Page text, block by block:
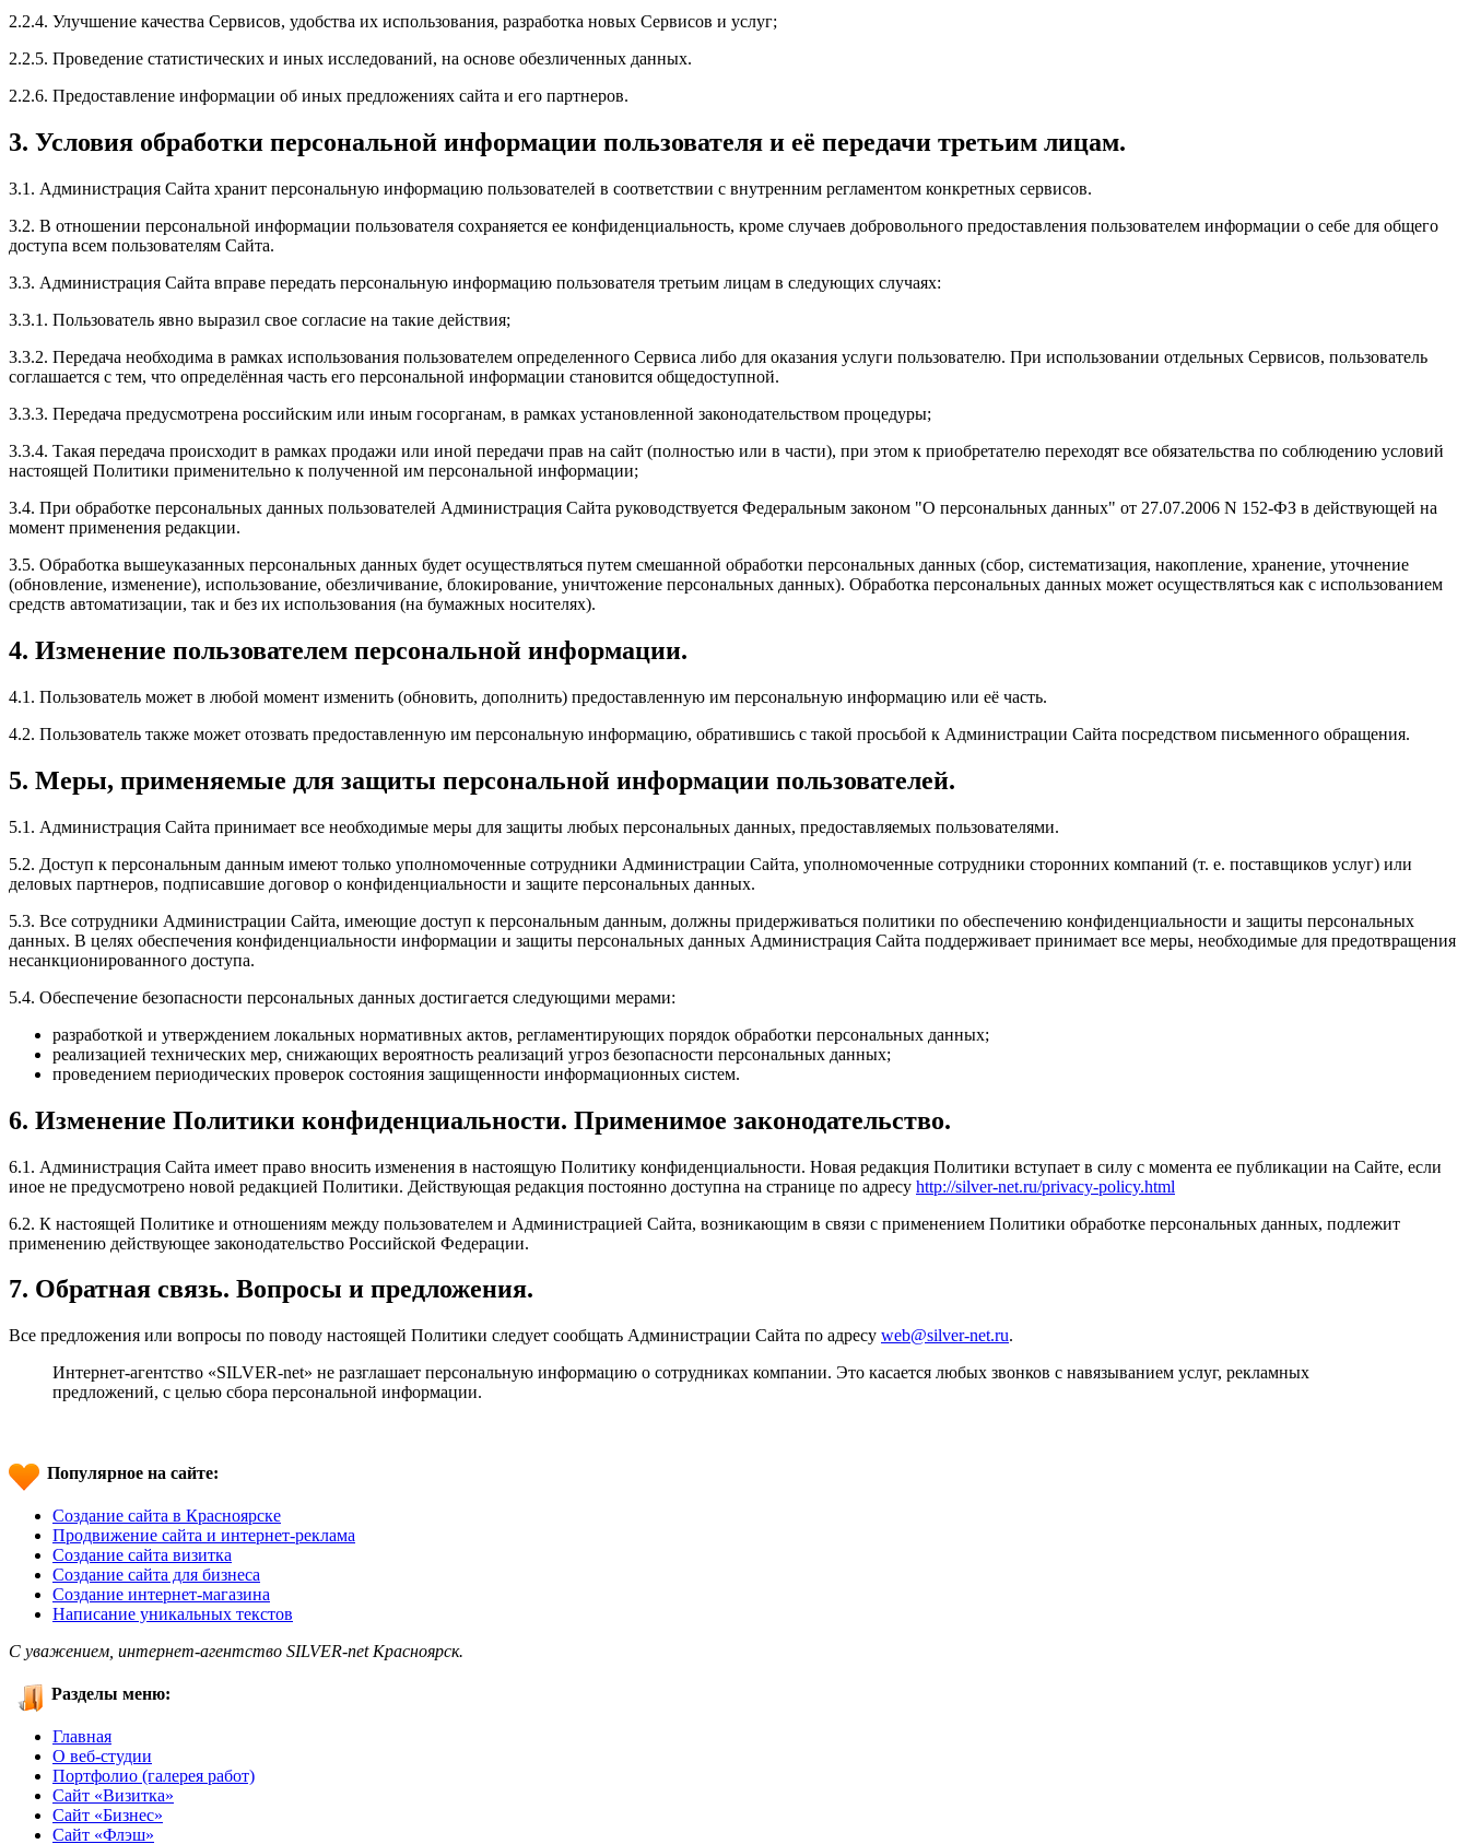
2.2.4. Улучшение качества Сервисов, удобства их использования, разработка новых Сервисов и услуг;
2.2.5. Проведение статистических и иных исследований, на основе обезличенных данных.
2.2.6. Предоставление информации об иных предложениях сайта и его партнеров.
3. Условия обработки персональной информации пользователя и её передачи третьим лицам.
3.1. Администрация Сайта хранит персональную информацию пользователей в соответствии с внутренним регламентом конкретных сервисов.
3.2. В отношении персональной информации пользователя сохраняется ее конфиденциальность, кроме случаев добровольного предоставления пользователем информации о себе для общего
доступа всем пользователям Сайта.
3.3. Администрация Сайта вправе передать персональную информацию пользователя третьим лицам в следующих случаях:
3.3.1. Пользователь явно выразил свое согласие на такие действия;
3.3.2. Передача необходима в рамках использования пользователем определенного Сервиса либо для оказания услуги пользователю. При использовании отдельных Сервисов, пользователь
соглашается с тем, что определённая часть его персональной информации становится общедоступной.
3.3.3. Передача предусмотрена российским или иным госорганам, в рамках установленной законодательством процедуры;
3.3.4. Такая передача происходит в рамках продажи или иной передачи прав на сайт (полностью или в части), при этом к приобретателю переходят все обязательства по соблюдению условий
настоящей Политики применительно к полученной им персональной информации;
3.4. При обработке персональных данных пользователей Администрация Сайта руководствуется Федеральным законом "О персональных данных" от 27.07.2006 N 152-ФЗ в действующей на
момент применения редакции.
3.5. Обработка вышеуказанных персональных данных будет осуществляться путем смешанной обработки персональных данных (сбор, систематизация, накопление, хранение, уточнение
(обновление, изменение), использование, обезличивание, блокирование, уничтожение персональных данных). Обработка персональных данных может осуществляться как с использованием
средств автоматизации, так и без их использования (на бумажных носителях).
4. Изменение пользователем персональной информации.
4.1. Пользователь может в любой момент изменить (обновить, дополнить) предоставленную им персональную информацию или её часть.
4.2. Пользователь также может отозвать предоставленную им персональную информацию, обратившись с такой просьбой к Администрации Сайта посредством письменного обращения.
5. Меры, применяемые для защиты персональной информации пользователей.
5.1. Администрация Сайта принимает все необходимые меры для защиты любых персональных данных, предоставляемых пользователями.
5.2. Доступ к персональным данным имеют только уполномоченные сотрудники Администрации Сайта, уполномоченные сотрудники сторонних компаний (т. е. поставщиков услуг) или
деловых партнеров, подписавшие договор о конфиденциальности и защите персональных данных.
5.3. Все сотрудники Администрации Сайта, имеющие доступ к персональным данным, должны придерживаться политики по обеспечению конфиденциальности и защиты персональных
данных. В целях обеспечения конфиденциальности информации и защиты персональных данных Администрация Сайта поддерживает принимает все меры, необходимые для предотвращения
несанкционированного доступа.
5.4. Обеспечение безопасности персональных данных достигается следующими мерами:
разработкой и утверждением локальных нормативных актов, регламентирующих порядок обработки персональных данных;
реализацией технических мер, снижающих вероятность реализаций угроз безопасности персональных данных;
проведением периодических проверок состояния защищенности информационных систем.
6. Изменение Политики конфиденциальности. Применимое законодательство.
6.1. Администрация Сайта имеет право вносить изменения в настоящую Политику конфиденциальности. Новая редакция Политики вступает в силу с момента ее публикации на Сайте, если
иное не предусмотрено новой редакцией Политики. Действующая редакция постоянно доступна на странице по адресу http://silver-net.ru/privacy-policy.html
6.2. К настоящей Политике и отношениям между пользователем и Администрацией Сайта, возникающим в связи с применением Политики обработке персональных данных, подлежит
применению действующее законодательство Российской Федерации.
7. Обратная связь. Вопросы и предложения.
Все предложения или вопросы по поводу настоящей Политики следует сообщать Администрации Сайта по адресу web@silver-net.ru.
Интернет-агентство «SILVER-net» не разглашает персональную информацию о сотрудниках компании. Это касается любых звонков с навязыванием услуг, рекламных
предложений, с целью сбора персональной информации.
Популярное на сайте:
Создание сайта в Красноярске
Продвижение сайта и интернет-реклама
Создание сайта визитка
Создание сайта для бизнеса
Создание интернет-магазина
Написание уникальных текстов
С уважением, интернет-агентство SILVER-net Красноярск.
Разделы меню:
Главная
О веб-студии
Портфолио (галерея работ)
Сайт «Визитка»
Сайт «Бизнес»
Сайт «Флэш»